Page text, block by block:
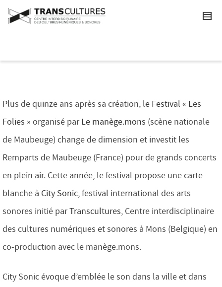
Plus de quinze ans après sa création, le Festival « Les
Folies » organisé parLe manège.mons (scène nationale
de Maubeuge) change de dimension et investit les
Remparts de Maubeuge (France) pour de grands concerts
en plein air. Cette année, le festival propose une carte
blanche à City Sonic, festival international des arts
sonores initié parTranscultures, Centre interdisciplinaire
des cultures numériques et sonores à Mons (Belgique) en
co-production avec le manège.mons.
City Sonic évoque d’emblée le son dans la ville et dans